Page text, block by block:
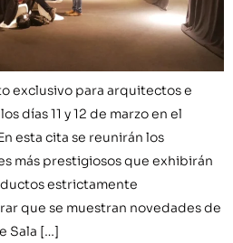
exclusivo para arquitectos e
días 11 y 12 de marzo en el
esta cita se reunirán los
más prestigiosos que exhibirán
estrictamente
que se muestran novedades de
Sala […]